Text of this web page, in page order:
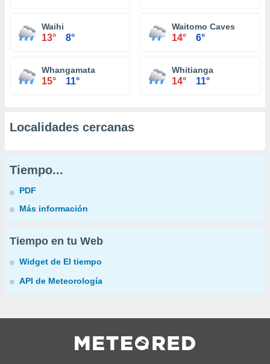
Waihi
13° 8°
Waitomo Caves
14° 6°
Whangamata
15° 11°
Whitianga
14° 11°
Localidades cercanas
Tiempo...
PDF
Más información
Tiempo en tu Web
Widget de El tiempo
API de Meteorología